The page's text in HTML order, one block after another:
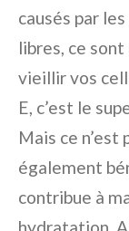
causés par
libres, ce
vieillir vos
E, c’est le
Mais ce
également
contribue à